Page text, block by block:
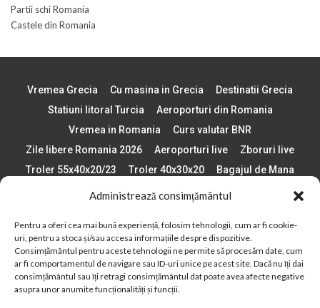
Administrează consimțământul
Pentru a oferi cea mai bună experiență, folosim tehnologii, cum ar fi cookie-
uri, pentru a stoca și/sau accesa informațiile despre dispozitive.
Consimțământul pentru aceste tehnologii ne permite să procesăm date, cum
ar fi comportamentul de navigare sau ID-uri unice pe acest site. Dacă nu îți dai
consimțământul sau îți retragi consimțământul dat poate avea afecte negative
asupra unor anumite funcționalități și funcții.
Partii schi Romania
Castele din Romania
Vremea Grecia Cu masina in Grecia
Destinatii Grecia
Statiuni litoral Turcia
Aeroporturi din Romania
Vremea in Romania
Curs valutar BNR
Zile libere Romania 2026
Aeroporturi live
Zboruri live
Troler 55x40x20/23
Troler 40x30x20
Bagajul de Mana
Paste 2026
Cele mai bune telefoane
Plaje din Europa
Concerte Romania 2025
Asigurare de calatorie
Când se schimba ora în 2026
Calendar Formula 1 sezon 2026
Boarding Pass
Despre AirlinesTravel.ro
Politică cookie-uri (UE)